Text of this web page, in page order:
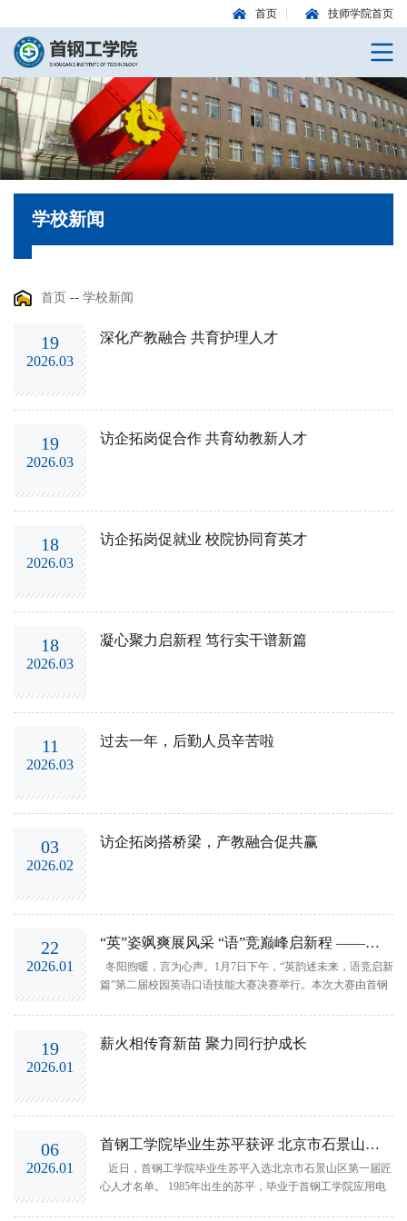
首页 技师学院首页
学校新闻
首页 -- 学校新闻
19
2026.03
深化产教融合 共育护理人才
19
2026.03
访企拓岗促合作 共育幼教新人才
18
2026.03
访企拓岗促就业 校院协同育英才
18
2026.03
凝心聚力启新程 笃行实干谱新篇
11
2026.03
过去一年，后勤人员辛苦啦
03
2026.02
访企拓岗搭桥梁，产教融合促共赢
22
2026.01
“英”姿飒爽展风采 “语”竞巅峰启新程 ——基础学院成功举办第二届校园英语口语...
冬阳煦暖，言为心声。1月7日下午，“英韵述未来，语竞启新
篇”第二届校园英语口语技能大赛决赛举行。本次大赛由首钢
双语主持的特色，更在赛制上实现全面创新，打造语言竞
19
2026.01
薪火相传育新苗 聚力同行护成长
06
2026.01
首钢工学院毕业生苏平获评 北京市石景山区匠心人才
近日，首钢工学院毕业生苏平入选北京市石景山区第一届匠
心人才名单。 1985年出生的苏平，毕业于首钢工学院应用电